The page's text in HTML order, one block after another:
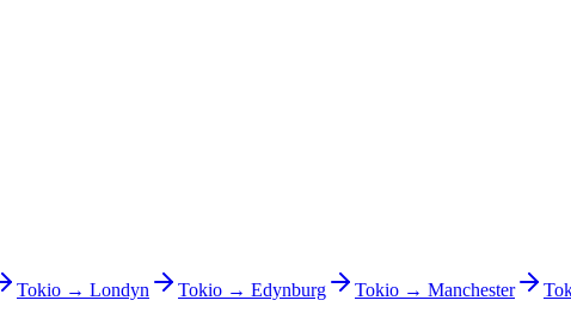
Tokio → Londyn Tokio → Edynburg Tokio → Manchester